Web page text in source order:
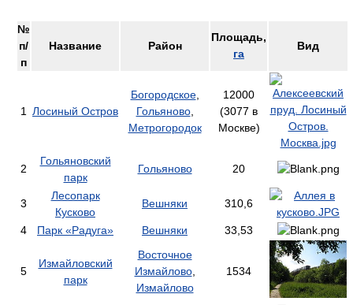
№
п/
п
Название Район
Площадь,
га
Вид
1 Лосиный Остров
Богородское,
Гольяново,
Метрогородок
12000
(3077 в
Москве)
2
Гольяновский
парк
Гольяново 20
3
Лесопарк
Кусково
Вешняки 310,6
4 Парк «Радуга» Вешняки 33,53
5
Измайловский
парк
Восточное
Измайлово,
Измайлово
1534